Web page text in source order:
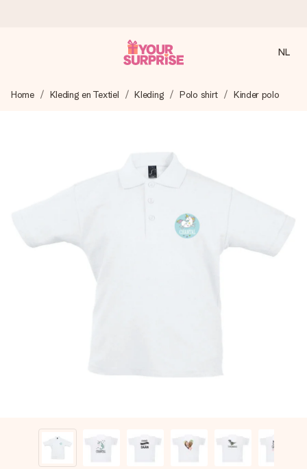
We maken jouw cadeau met zorg en zorgen dat het
4,8 (gebaseerd op +8.000 reviews)
ons met een 4,7 op Google Reviews
Gratis wenskaartje
NL
Home Kleding en Textiel Kleding Polo shirt Kinder polo